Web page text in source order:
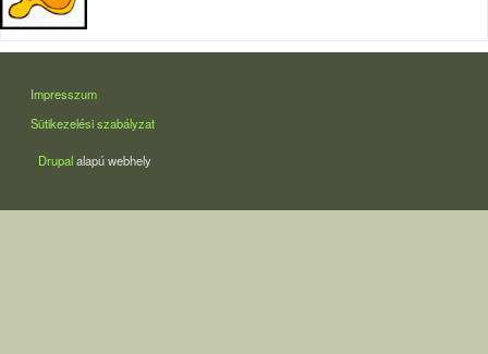
LÁBLÉC
Impresszum
Sütikezelési szabályzat
Drupalalapú webhely